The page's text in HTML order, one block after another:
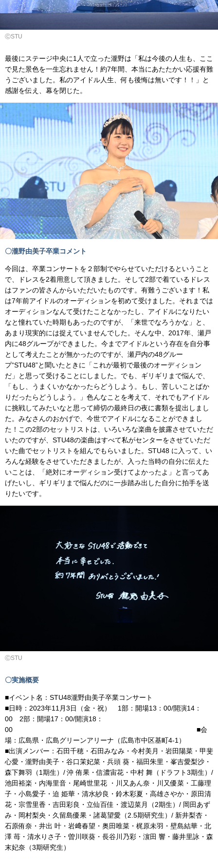
ⒸSTU
最後にステージ中央に1人で立った瀧野は「私は今後の人生も、ここ
で見た景色を一生忘れません！約7年間、本当にあたたかい応援有難
うございました。私のアイドル人生、何も後悔は無いです！！」と
感謝を伝え、幕を閉じた。
〇瀧野由美子卒業コメント
今回は、卒業コンサートを２部制でやらせていただけるということ
で、ドレスを2着用意して頂きました。そして2部で着ているドレス
はファンの皆さんからいただいたものです。有難うございます！私
は7年前アイドルのオーディションを初めて受けました。それまでは
オーディションなんて受けたことなかったし、アイドルになりたい
なと憧れていた時期もあったのですが、「来世でなろうかな」と、
あまり現実的には捉えていませんでした。そんな中、2017年、瀬戸
内に48グループができました。今までアイドルという存在を自分事
として考えたことが無かったのですが、瀬戸内の48グルー
プ“STU48”と聞いたときに「これが最初で最後のオーディション
だ」と思って受けることにしました。でも、ギリギリまで悩んで、
「もし、うまくいかなかったらどうしよう。もし、苦しいことばか
りだったらどうしよう。」色んなことを考えて、それでもアイドル
に挑戦してみたいなと思って締切の最終日の夜に書類を提出しまし
た。みなさんのおかげで、今世でアイドルになることができまし
た！この2部のセットリストは、いろいろな楽曲を披露させていただ
いたのですが、STU48の楽曲はすべて私がセンターをさせていただ
いた曲でセットリストを組んでもらいました。STU48 に入って、い
ろんな経験をさせていただきましたが、入った当時の自分に伝えた
いことは、「絶対にオーディション受けてよかったよ」と言ってあ
げたいし、ギリギリまで悩んだのに一歩踏み出した自分に拍手を送
りたいです。
ⒸSTU
〇実施概要
■イベント名：STU48瀧野由美子卒業コンサート
■日時：2023年11月3日（金・祝） 1部：開場13：00/開演14：
00 2部：開場17：00/開演18：
00 ■会
場：広島県・広島グリーンアリーナ（広島市中区基町4-1）
■出演メンバー：石田千穂・石田みなみ・今村美月・岩田陽菜・甲斐
心愛・瀧野由美子・谷口茉妃菜・兵頭 葵・福田朱里・峯吉愛梨沙・
森下舞羽（1期生）/ 沖 侑果・信濃宙花・中村 舞（ドラフト3期生）/
池田裕楽・内海里音・尾崎世里花 ・川又あん奈・川又優菜・工藤理
子・小島愛子・迫 姫華・清水紗良・鈴木彩夏・高雄さやか・原田清
花・宗雪里香・吉田彩良・立仙百佳・渡辺菜月（2期生）/ 岡田あず
み・岡村梨央・久留島優果・諸葛望愛（2.5期研究生）/ 新井梨杏・
石原侑奈・井出 叶・岩﨑春望・奥田唯菜・梶原未羽・壁島結華・北
澤 苺・清水りさ子・曽川咲葵・長谷川乃彩・濵田 響・藤井里詠・森
末妃奈（3期研究生）